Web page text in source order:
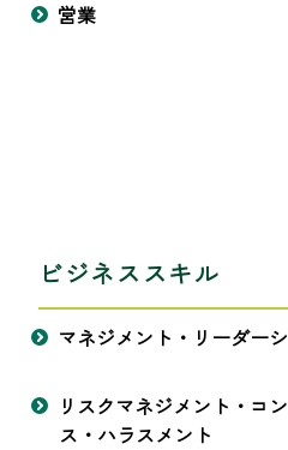
営業
ビジネススキル
マネジメント・リーダー
リスクマネジメント・コ
ス・ハラスメント